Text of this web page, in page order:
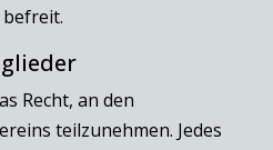
Recht, an den
teilzunehmen. Jedes